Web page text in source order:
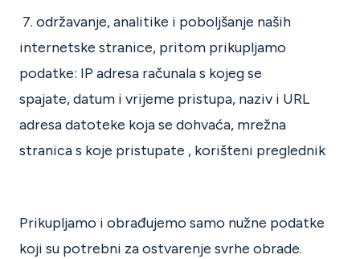
7. održavanje, analitike i poboljšanje naših
internetske stranice, pritom prikupljamo
podatke: IP adresa računala s kojeg se
spajate, datum i vrijeme pristupa, naziv i URL
adresa datoteke koja se dohvaća, mrežna
stranica s koje pristupate , korišteni preglednik
Prikupljamo i obrađujemo samo nužne podatke
koji su potrebni za ostvarenje svrhe obrade.